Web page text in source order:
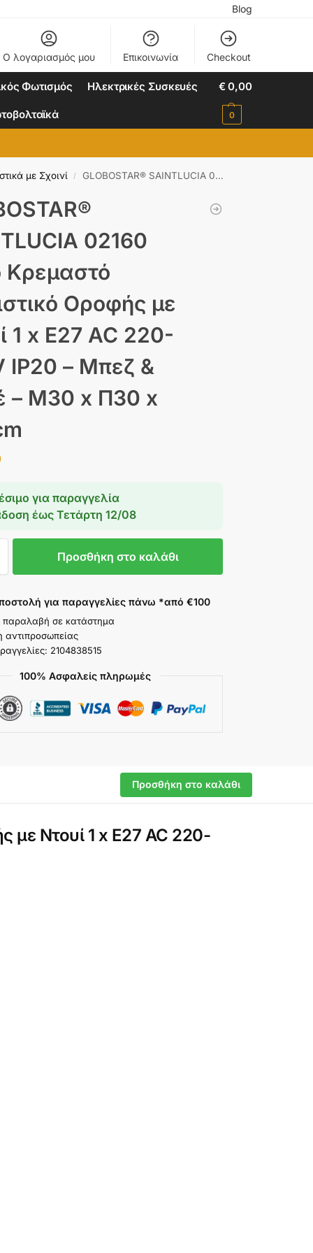
Blog
Ο λογαριασμός μου Επικοινωνία Checkout
Φωτισμός Ηλεκτρικές Συσκευές €0,00
0
με Σχοινί / GLOBOSTAR® SAINTLUCIA 02160 Boho Κρεμαστό Φωτιστικό Οροφής με Ντουί 1 x E27 AC 220-240V IP20 – Μπεζ & Καφέ – Μ30 x Π30 x Υ90cm
02160
Κρεμαστό
Οροφής με
1 x E27 AC 220-
IP20 – Μπεζ &
– Μ30 x Π30 x
για παραγγελία
έωςΤετάρτη 12/08
Προσθήκη στο καλάθι
για παραγγελίες πάνω *από €100
σε κατάστημα
αντιπροσωπείας
2104838515
100% Ασφαλείς πληρωμές
Προσθήκη στο καλάθι
με Ντουί 1 x E27 AC 220-